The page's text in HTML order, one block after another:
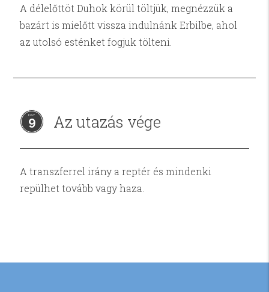
A délelőttöt Duhok körül töltjük, megnézzük a
bazárt is mielőtt vissza indulnánk Erbilbe, ahol
az utolsó esténket fogjuk tölteni.
9 Az utazás vége
A transzferrel irány a reptér és mindenki
repülhet tovább vagy haza.